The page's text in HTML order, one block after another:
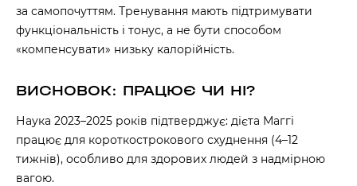
за самопочуттям. Тренування мають підтримувати
функціональність і тонус, а не бути способом
«компенсувати» низьку калорійність.
ВИСНОВОК: ПРАЦЮЄ ЧИ НІ?
Наука 2023–2025 років підтверджує: дієта Маггі
працює для короткострокового схуднення (4–12
тижнів), особливо для здорових людей з надмірною
вагою.
60 секунд пам’яті
О 9:00 ми зупиняємось
00 59
Наше право на життя, свободу та
творчість вибороли ті, хто свої життя —
віддав.